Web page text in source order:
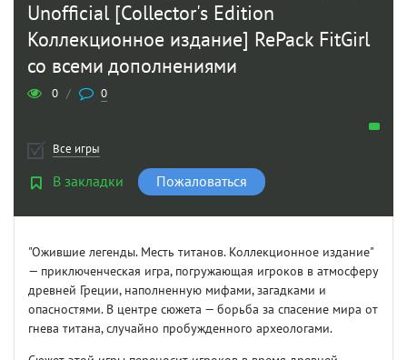
Unofficial [Collector's Edition
Коллекционное издание] RePack FitGirl
со всеми дополнениями
0 / 0
Все игры
В закладки Пожаловаться
"Ожившие легенды. Месть титанов. Коллекционное издание"
— приключенческая игра, погружающая игроков в атмосферу
древней Греции, наполненную мифами, загадками и
опасностями. В центре сюжета — борьба за спасение мира от
гнева титана, случайно пробужденного археологами.